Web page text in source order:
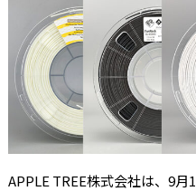
APPLE TREE株式会社は、9